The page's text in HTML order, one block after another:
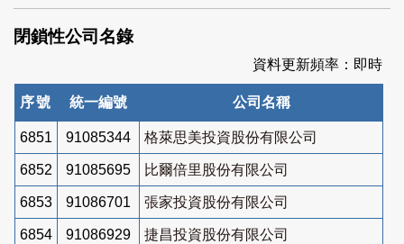
索
閉鎖性公司名錄
資料更新頻率：即時
序號 統一編號 公司名稱
6851 91085344 格萊思美投資股份有限公司
6852 91085695 比爾倍里股份有限公司
6853 91086701 張家投資股份有限公司
6854 91086929 捷昌投資股份有限公司